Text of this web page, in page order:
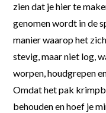
zien dat je hier te
genomen wordt in de
manier waarop het
stevig, maar niet log,
worpen, houdgrepen
Omdat het pak
behouden en hoef je